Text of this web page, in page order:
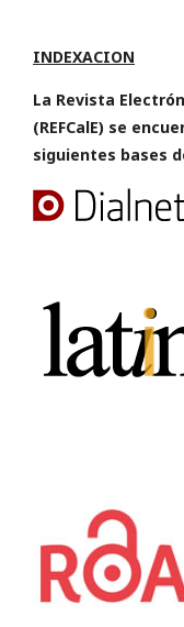
INDEXACION
La Revista
(REFCalE) se
siguientes bases